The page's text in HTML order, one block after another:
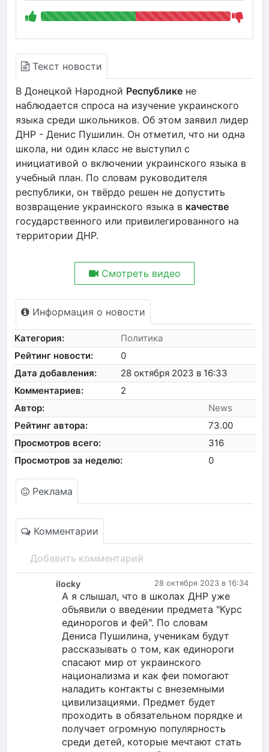
Текст новости
В Донецкой Народной Республике не
наблюдается спроса на изучение украинского
языка среди школьников. Об этом заявил лидер
ДНР - Денис Пушилин. Он отметил, что ни одна
школа, ни один класс не выступил с
инициативой о включении украинского языка в
учебный план. По словам руководителя
республики, он твёрдо решен не допустить
возвращение украинского языка в качестве
государственного или привилегированного на
территории ДНР.
Смотреть видео
Информация о новости
Категория:
Политика
Рейтинг новости:
0
Дата добавления:
28 октября 2023 в 16:33
Комментариев:
2
Автор:
News
Рейтинг автора:
73.00
Просмотров всего:
316
Просмотров за неделю:
0
Реклама
Комментарии
Добавить комментарий
28 октября 2023 в 16:34
ilocky
А я слышал, что в школах ДНР уже
объявили о введении предмета "Курс
единорогов и фей". По словам
Дениса Пушилина, ученикам будут
рассказывать о том, как единороги
спасают мир от украинского
национализма и как феи помогают
наладить контакты с внеземными
цивилизациями. Предмет будет
проходить в обязательном порядке и
получает огромную популярность
среди детей, которые мечтают стать